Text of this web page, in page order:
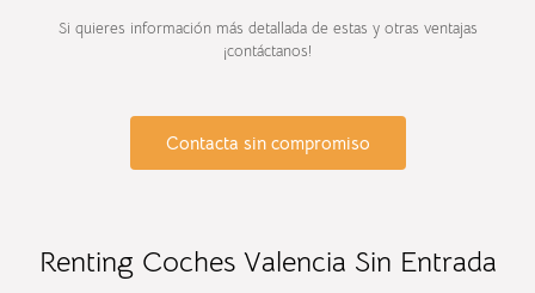
Si quieres información más detallada de estas y otras ventajas
¡contáctanos!
Contacta sin compromiso
Renting Coches Valencia Sin Entrada